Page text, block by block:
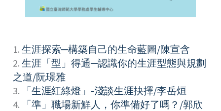
1. 生涯探索─構築自己的生命藍圖/陳宣含
2. 生涯「型」得通─認識你的生涯型態與規劃
之道/阮璟雅
3.
「生涯紅綠燈」-淺談生涯抉擇/李岳烜
4.
「準」職場新鮮人，你準備好了嗎？/郭欣